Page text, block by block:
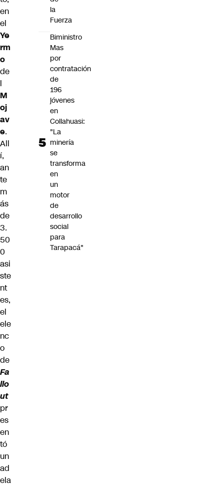
en
el
Ye
rm
o
de
l
M
oj
av
e.
All
í,
an
te
m
ás
de
3.
50
0
asi
ste
nt
es,
el
ele
nc
o
de
Fa
llo
ut
pr
es
en
tó
un
ad
ela
la
Fuerza
Biministro
Mas
por
contratación
de
196
jóvenes
en
Collahuasi:
"La
minería
se
transforma
en
un
motor
de
desarrollo
social
para
Tarapacá"